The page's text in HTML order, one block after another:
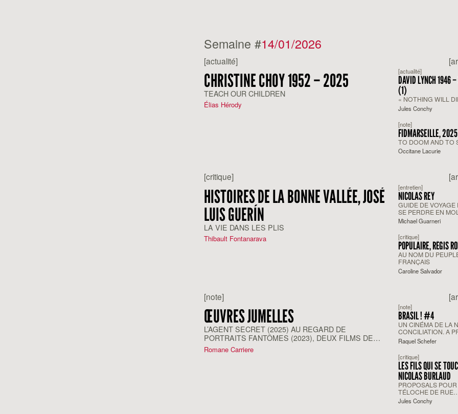
Semaine #14/01/2026
[actualité]
CHRISTINE CHOY 1952 – 2025
TEACH OUR CHILDREN
Élias Hérody
[actualité]
DAVID LYNCH 1946
(1)
« NOTHING WILL
Jules Conchy
[note]
FIDMARSEILLE,
TO DOOM AND TO
Occitane Lacurie
[critique]
HISTOIRES DE LA BONNE VALLÉE, JOSÉ
LUIS GUERÍN
LA VIE DANS LES PLIS
Thibault Fontanarava
[entretien]
NICOLAS REY
GUIDE DE VOYAGE
SE PERDRE EN
Michael Guarneri
[critique]
POPULAIRE, RÉGIS
AU NOM DU
FRANÇAIS
Caroline Salvador
[note]
ŒUVRES JUMELLES
L’AGENT SECRET (2025) AU REGARD DE
PORTRAITS FANTÔMES (2023), DEUX FILMS DE
KLEBER MENDONÇA FILHO
Romane Carriere
[note]
BRASIL ! #4
UN CINÉMA DE LA
CONCILIATION. A
D'OS CAFAJESTES
GUERRA
Raquel Schefer
[critique]
LES FILS QUI SE
NICOLAS BURLAUD
PROPOSALS
TÉLOCHE DE RUE
MARSEILLAISE
Jules Conchy